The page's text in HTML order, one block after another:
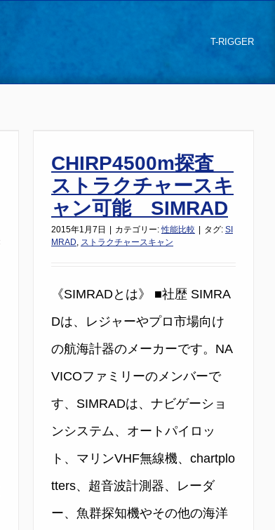
T-RIGGER
CHIRP4500m探査
ストラクチャースキ
ャン可能 SIMRAD
2015年1月7日 カテゴリー:性能比較 タグ: SI
MRAD, ストラクチャースキャン
《SIMRADとは》 ■社歴 SIMRA
Dは、レジャーやプロ市場向け
の航海計器のメーカーです。NA
VICOファミリーのメンバーで
す、SIMRADは、ナビゲーショ
ンシステム、オートパイロッ
ト、マリンVHF無線機、chartplo
tters、超音波計測器、レーダ
ー、魚群探知機やその他の海洋